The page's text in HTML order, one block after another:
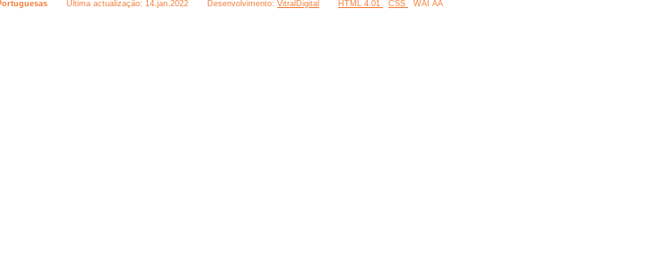
Última actualização: 14.jan.2022 Desenvolvimento: VitralDigital HTML 4.01 CSS WAI AA